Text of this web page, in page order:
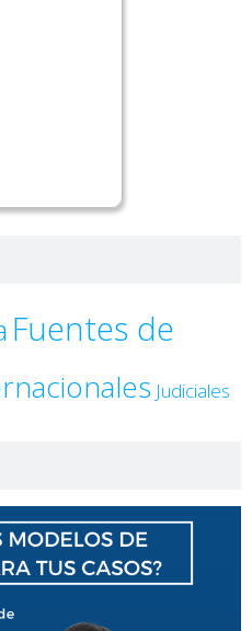
Fuentes de
Judiciales